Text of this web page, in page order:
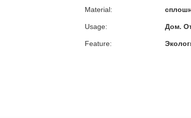
Material:
Usage: Дом.
Feature: